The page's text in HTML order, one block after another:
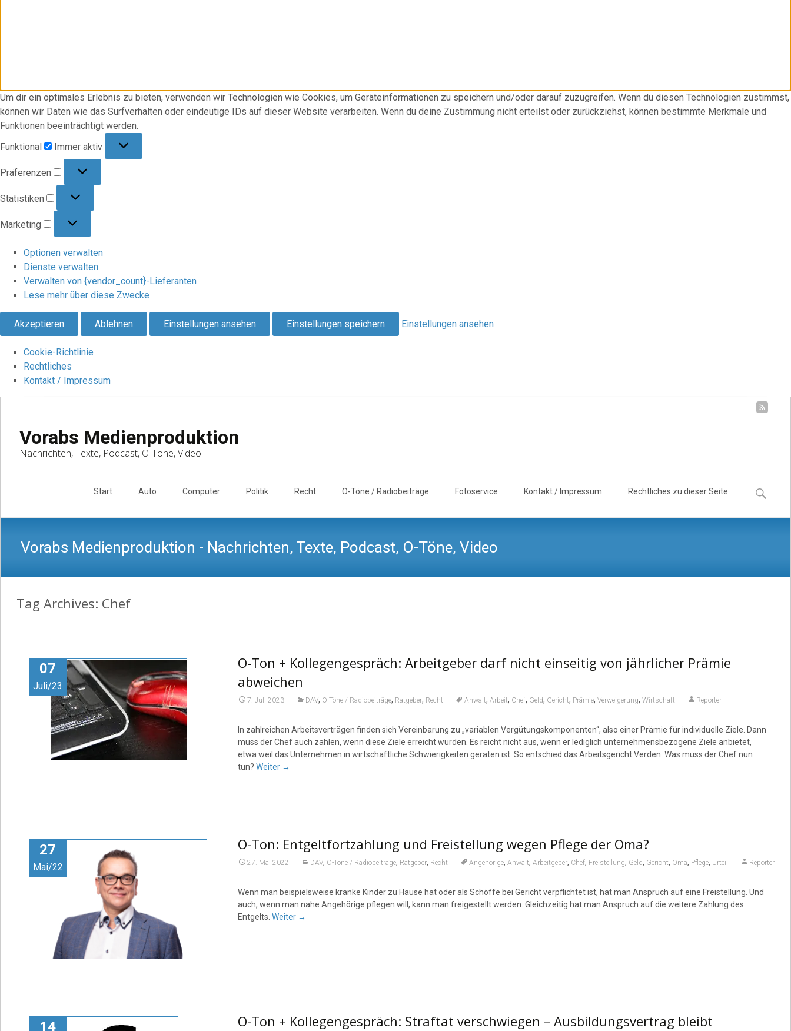
Um dir ein optimales Erlebnis zu bieten, verwenden wir Technologien wie Cookies, um Geräteinformationen zu speichern und/oder darauf zuzugreifen. Wenn du diesen Technologien zustimmst,
können wir Daten wie das Surfverhalten oder eindeutige IDs auf dieser Website verarbeiten. Wenn du deine Zustimmung nicht erteilst oder zurückziehst, können bestimmte Merkmale und
Funktionen beeinträchtigt werden.
Funktional
Immer aktiv
Präferenzen
Statistiken
Marketing
Optionen verwalten
Dienste verwalten
Verwalten von {vendor_count}-Lieferanten
Lese mehr über diese Zwecke
Akzeptieren Ablehnen Einstellungen ansehen Einstellungen speichern Einstellungen ansehen
Cookie-Richtlinie
Rechtliches
Kontakt / Impressum
Vorabs Medienproduktion
Nachrichten, Texte, Podcast, O-Töne, Video
Start Auto Computer Politik Recht O-Töne / Radiobeiträge Fotoservice Kontakt / Impressum Rechtliches zu dieser Seite
Suchen
nach:
Vorabs Medienproduktion - Nachrichten, Texte, Podcast, O-Töne, Video
Tag Archives: Chef
07
Juli/23
O-Ton + Kollegengespräch: Arbeitgeber darf nicht einseitig von jährlicher Prämie
abweichen
7. Juli 2023 DAV, O-Töne / Radiobeiträge, Ratgeber, Recht Anwalt, Arbeit, Chef, Geld, Gericht, Prämie, Verweigerung, Wirtschaft Reporter
In zahlreichen Arbeitsverträgen finden sich Vereinbarung zu „variablen Vergütungskomponenten“, also einer Prämie für individuelle Ziele. Dann
muss der Chef auch zahlen, wenn diese Ziele erreicht wurden. Es reicht nicht aus, wenn er lediglich unternehmensbezogene Ziele anbietet,
etwa weil das Unternehmen in wirtschaftliche Schwierigkeiten geraten ist. So entschied das Arbeitsgericht Verden. Was muss der Chef nun
tun? Weiter →
27
Mai/22
O-Ton: Entgeltfortzahlung und Freistellung wegen Pflege der Oma?
27. Mai 2022 DAV, O-Töne / Radiobeiträge, Ratgeber, Recht Angehörige, Anwalt, Arbeitgeber, Chef, Freistellung, Geld, Gericht, Oma, Pflege, Urteil Reporter
Wenn man beispielsweise kranke Kinder zu Hause hat oder als Schöffe bei Gericht verpflichtet ist, hat man Anspruch auf eine Freistellung. Und
auch, wenn man nahe Angehörige pflegen will, kann man freigestellt werden. Gleichzeitig hat man Anspruch auf die weitere Zahlung des
Entgelts. Weiter →
14 O-Ton + Kollegengespräch: Straftat verschwiegen – Ausbildungsvertrag bleibt